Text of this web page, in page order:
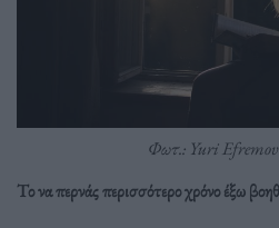
Φωτ.: Yuri
Το να περνάς περισσότερο χρόνο έξω